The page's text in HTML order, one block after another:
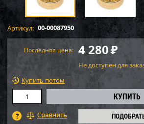
Артикул: 00-00087950
Последняя цена: 4 280₽
Не доступен для
Купить потом